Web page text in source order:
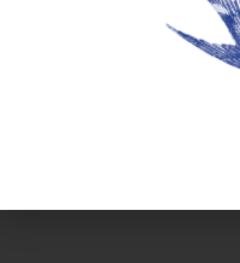
מוזמנים לבקש… אבל עד
אתם אוהבים הכי
או קנקן תה? כמובן
ויתרתי ואני פשוט אוהבת